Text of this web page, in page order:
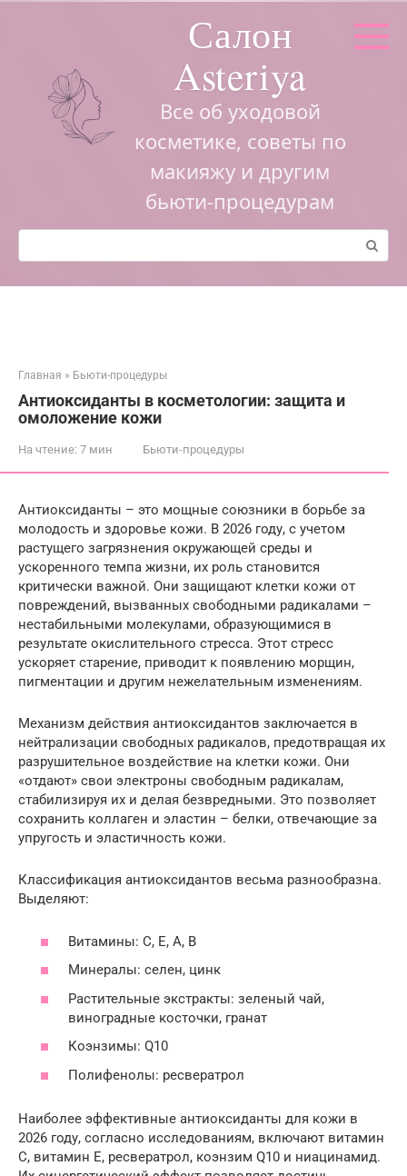
Салон
Asteriya
Все об уходовой
косметике, советы по
макияжу и другим
бьюти-процедурам
Поиск:
Главная » Бьюти-процедуры
Антиоксиданты в косметологии: защита и
омоложение кожи
На чтение: 7 мин Бьюти-процедуры
Антиоксиданты – это мощные союзники в борьбе за
молодость и здоровье кожи. В 2026 году, с учетом
растущего загрязнения окружающей среды и
ускоренного темпа жизни, их роль становится
критически важной. Они защищают клетки кожи от
повреждений, вызванных свободными радикалами –
нестабильными молекулами, образующимися в
результате окислительного стресса. Этот стресс
ускоряет старение, приводит к появлению морщин,
пигментации и другим нежелательным изменениям.
Механизм действия антиоксидантов заключается в
нейтрализации свободных радикалов, предотвращая их
разрушительное воздействие на клетки кожи. Они
«отдают» свои электроны свободным радикалам,
стабилизируя их и делая безвредными. Это позволяет
сохранить коллаген и эластин – белки, отвечающие за
упругость и эластичность кожи.
Классификация антиоксидантов весьма разнообразна.
Выделяют:
Витамины: C, E, A, B
Минералы: селен, цинк
Растительные экстракты: зеленый чай,
виноградные косточки, гранат
Коэнзимы: Q10
Полифенолы: ресвератрол
Наиболее эффективные антиоксиданты для кожи в
2026 году, согласно исследованиям, включают витамин
С, витамин Е, ресвератрол, коэнзим Q10 и ниацинамид.